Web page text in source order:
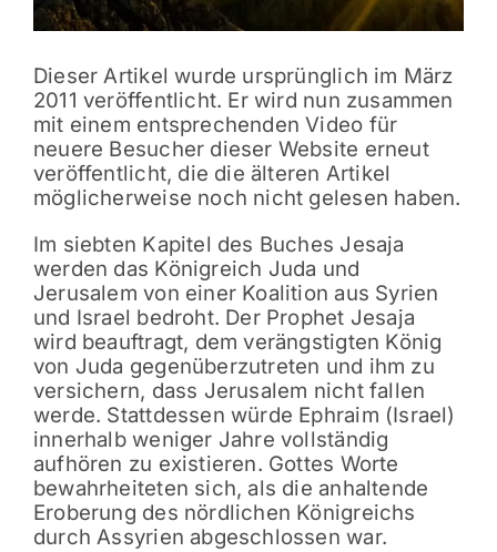
Dieser Artikel wurde ursprünglich im März
2011 veröffentlicht. Er wird nun zusammen
mit einem entsprechenden Video für
neuere Besucher dieser Website erneut
veröffentlicht, die die älteren Artikel
möglicherweise noch nicht gelesen haben.
Im siebten Kapitel des Buches Jesaja
werden das Königreich Juda und
Jerusalem von einer Koalition aus Syrien
und Israel bedroht. Der Prophet Jesaja
wird beauftragt, dem verängstigten König
von Juda gegenüberzutreten und ihm zu
versichern, dass Jerusalem nicht fallen
werde. Stattdessen würde Ephraim (Israel)
innerhalb weniger Jahre vollständig
aufhören zu existieren. Gottes Worte
bewahrheiteten sich, als die anhaltende
Eroberung des nördlichen Königreichs
durch Assyrien abgeschlossen war.